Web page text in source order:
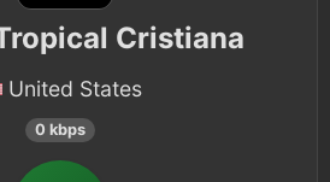
Cristiana
United States
0 kbps